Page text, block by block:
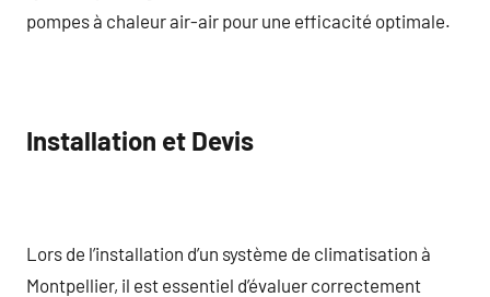
pompes à chaleur air-air pour une efficacité optimale.
Installation et Devis
Lors de l’installation d’un système de climatisation à
Montpellier, il est essentiel d’évaluer correctement